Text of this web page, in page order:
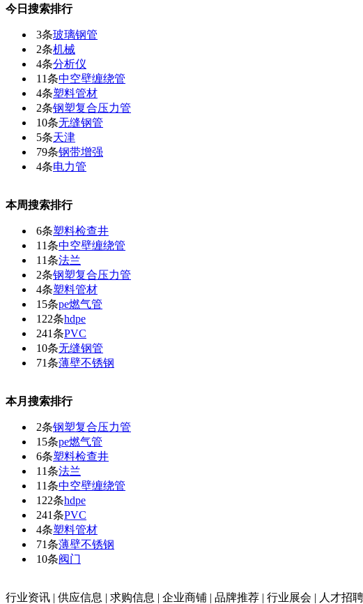
今日搜索排行
3条玻璃钢管
2条机械
4条分析仪
11条中空壁缠绕管
4条塑料管材
2条钢塑复合压力管
10条无缝钢管
5条天津
79条钢带增强
4条电力管
本周搜索排行
6条塑料检查井
11条中空壁缠绕管
11条法兰
2条钢塑复合压力管
4条塑料管材
15条pe燃气管
122条hdpe
241条PVC
10条无缝钢管
71条薄壁不锈钢
本月搜索排行
2条钢塑复合压力管
15条pe燃气管
6条塑料检查井
11条法兰
11条中空壁缠绕管
122条hdpe
241条PVC
4条塑料管材
71条薄壁不锈钢
10条阀门
行业资讯 | 供应信息 | 求购信息 | 企业商铺 | 品牌推荐 | 行业展会 | 人才招聘